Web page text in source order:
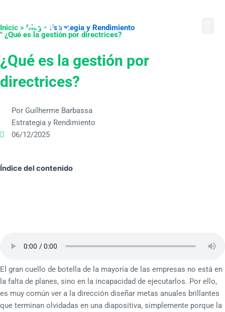
contenido
Inicio » Blog » Estrategia y Rendimiento
" ¿Qué es la gestión por directrices?
¿Qué es la gestión por
directrices?
Por Guilherme Barbassa
Estrategia y Rendimiento
06/12/2025
Índice del contenido
El gran cuello de botella de la mayoría de las empresas no está en
la falta de planes, sino en la incapacidad de ejecutarlos. Por ello,
es muy común ver a la dirección diseñar metas anuales brillantes
que terminan olvidadas en una diapositiva, simplemente porque la